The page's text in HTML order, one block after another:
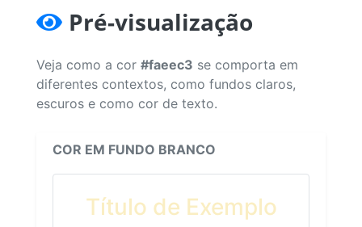
Pré-visualização
Veja como a cor #faeec3 se comporta em
diferentes contextos, como fundos claros,
escuros e como cor de texto.
COR EM FUNDO BRANCO
Título de Exemplo